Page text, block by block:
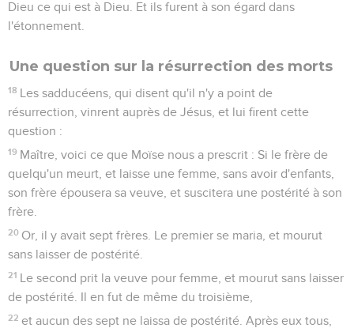
Dieu ce qui est à Dieu. Et ils furent à son égard dans
l'étonnement.
Une question sur la résurrection des morts
18 Les sadducéens, qui disent qu'il n'y a point de
résurrection, vinrent auprès de Jésus, et lui firent cette
question :
19 Maître, voici ce que Moïse nous a prescrit : Si le frère de
quelqu'un meurt, et laisse une femme, sans avoir d'enfants,
son frère épousera sa veuve, et suscitera une postérité à son
frère.
20 Or, il y avait sept frères. Le premier se maria, et mourut
sans laisser de postérité.
21 Le second prit la veuve pour femme, et mourut sans laisser
de postérité. Il en fut de même du troisième,
22 et aucun des sept ne laissa de postérité. Après eux tous,